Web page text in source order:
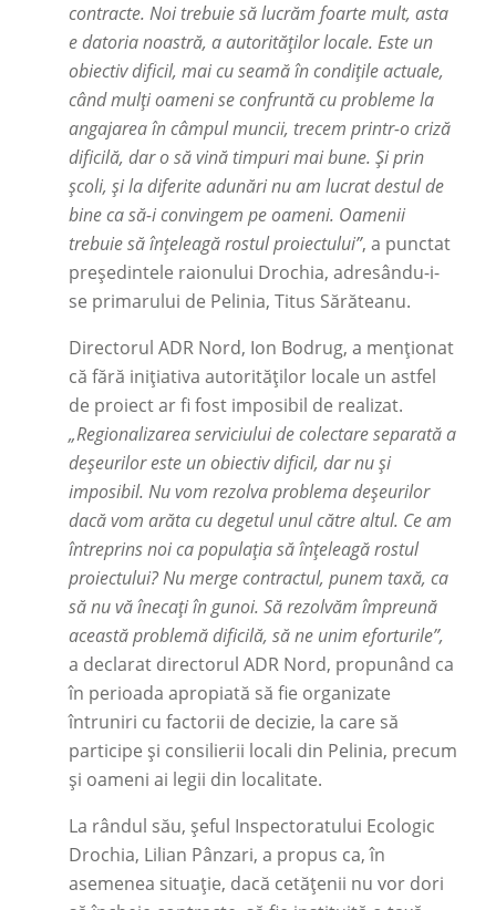
contracte. Noi trebuie să lucrăm foarte mult, asta
e datoria noastră, a autorităților locale. Este un
obiectiv dificil, mai cu seamă în condițile actuale,
când mulți oameni se confruntă cu probleme la
angajarea în câmpul muncii, trecem printr-o criză
dificilă, dar o să vină timpuri mai bune. Și prin
școli, și la diferite adunări nu am lucrat destul de
bine ca să-i convingem pe oameni. Oamenii
trebuie să înțeleagă rostul proiectului”, a punctat
președintele raionului Drochia, adresându-i-
se primarului de Pelinia, Titus Sărăteanu.
Directorul ADR Nord, Ion Bodrug, a menționat
că fără inițiativa autorităților locale un astfel
de proiect ar fi fost imposibil de realizat.
„Regionalizarea serviciului de colectare separată a
deșeurilor este un obiectiv dificil, dar nu și
imposibil. Nu vom rezolva problema deșeurilor
dacă vom arăta cu degetul unul către altul. Ce am
întreprins noi ca populația să înțeleagă rostul
proiectului? Nu merge contractul, punem taxă, ca
să nu vă înecați în gunoi. Să rezolvăm împreună
această problemă dificilă, să ne unim eforturile”,
a declarat directorul ADR Nord, propunând ca
în perioada apropiată să fie organizate
întruniri cu factorii de decizie, la care să
participe și consilierii locali din Pelinia, precum
și oameni ai legii din localitate.
La rândul său, șeful Inspectoratului Ecologic
Drochia, Lilian Pânzari, a propus ca, în
asemenea situație, dacă cetățenii nu vor dori